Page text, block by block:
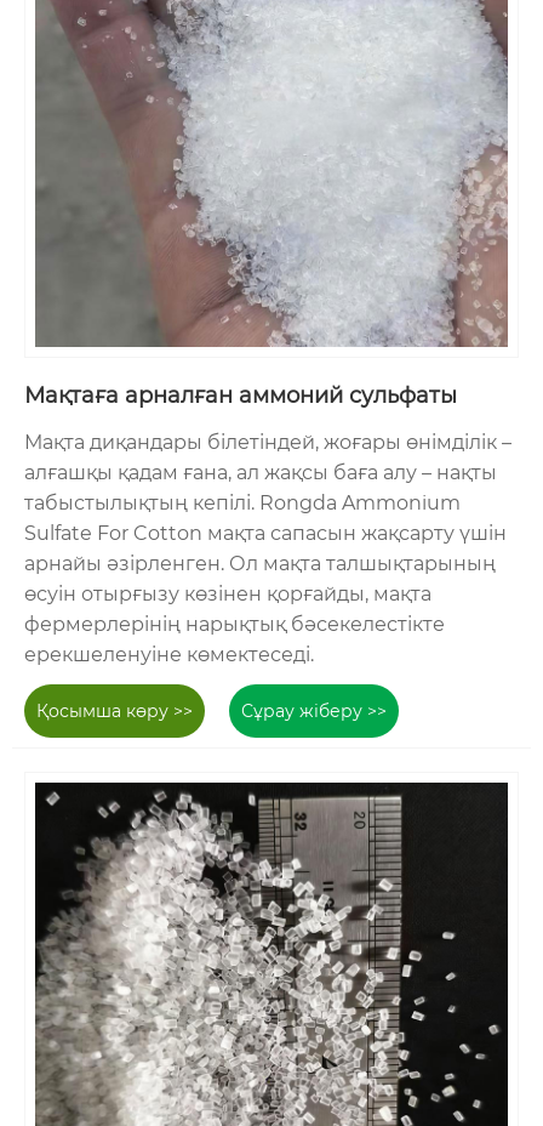
Мақтаға арналған аммоний сульфаты
Мақта диқандары білетіндей, жоғары өнімділік –
алғашқы қадам ғана, ал жақсы баға алу – нақты
табыстылықтың кепілі. Rongda Ammonium
Sulfate For Cotton мақта сапасын жақсарту үшін
арнайы әзірленген. Ол мақта талшықтарының
өсуін отырғызу көзінен қорғайды, мақта
фермерлерінің нарықтық бәсекелестікте
ерекшеленуіне көмектеседі.
Қосымша көру >> Сұрау жіберу >>